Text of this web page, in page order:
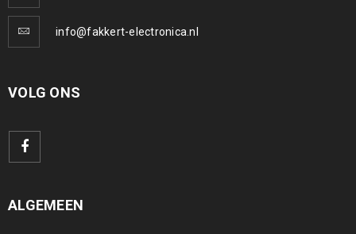
info@fakkert-electronica.nl
VOLG ONS
ALGEMEEN